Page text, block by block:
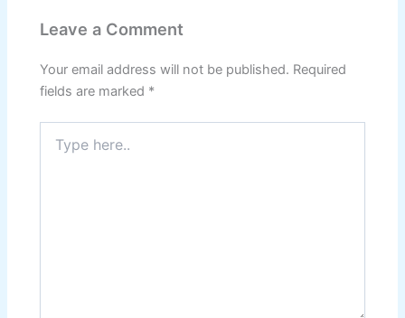
Leave a Comment
Your email address will not be published. Required
fields are marked *
here..